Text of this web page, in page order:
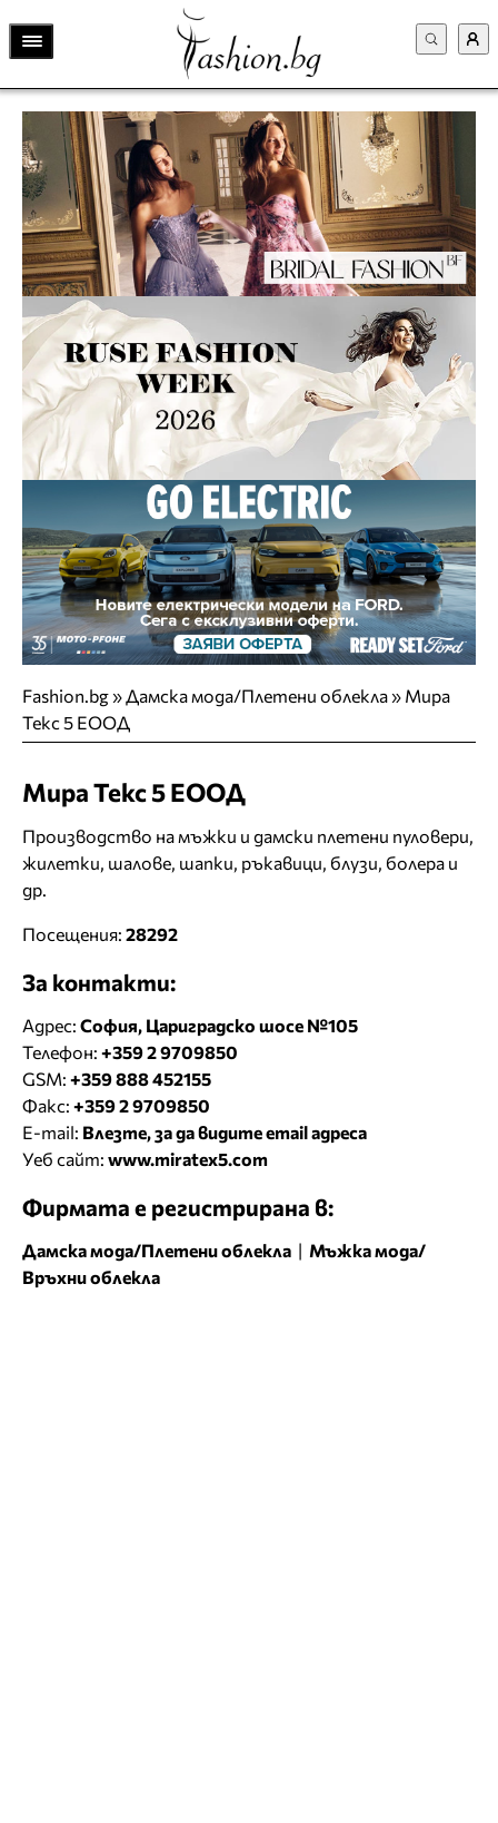
Fashion.bg»Дамска мода/Плетени облекла» Мира
Текс 5 ЕООД
Мира Текс 5 ЕООД
Производство на мъжки и дамски плетени пуловери,
жилетки, шалове, шапки, ръкавици, блузи, болера и
др.
Посещения: 28292
За контакти:
Адрес: София, Цариградско шосе №105
Телефон: +359 2 9709850
GSM: +359 888 452155
Факс: +359 2 9709850
E-mail: Влезте, за да видите email адреса
Уеб сайт: www.miratex5.com
Фирмата е регистрирана в:
Дамска мода/Плетени облекла | Мъжка мода/
Връхни облекла